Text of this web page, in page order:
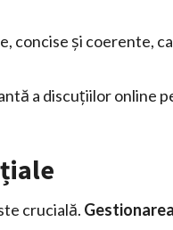
concise și coerente,
a discuțiilor online
crucială.